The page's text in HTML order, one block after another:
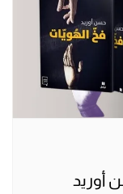
أوريد